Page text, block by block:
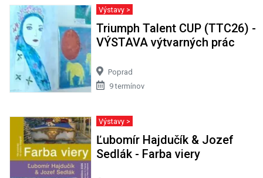
Výstavy >
Triumph Talent CUP (TTC26) -
VÝSTAVA výtvarných prác
Poprad
9 termínov
Výstavy >
Ľubomír Hajdučík & Jozef
Sedlák - Farba viery